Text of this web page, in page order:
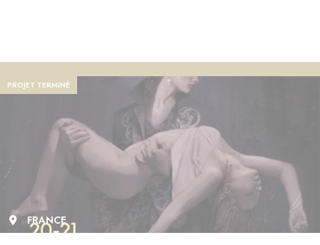
PROJET TERMINÉ
FRANCE